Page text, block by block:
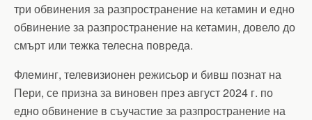
три обвинения за разпространение на кетамин и едно
обвинение за разпространение на кетамин, довело до
смърт или тежка телесна повреда.
Флеминг, телевизионен режисьор и бивш познат на
Пери, се призна за виновен през август 2024 г. по
едно обвинение в съучастие за разпространение на